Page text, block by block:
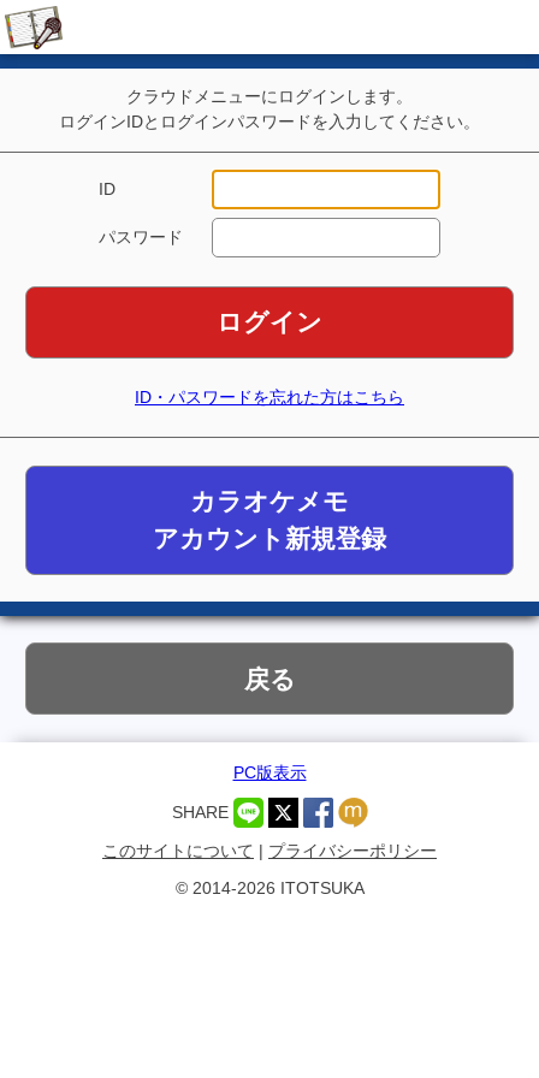
クラウドメニューにログインします。
ログインIDとログインパスワードを入力してください。
ID
パスワード
ログイン
ID・パスワードを忘れた方はこちら
カラオケメモ
アカウント新規登録
戻る
PC版表示
SHARE
このサイトについて | プライバシーポリシー
© 2014-2026 ITOTSUKA